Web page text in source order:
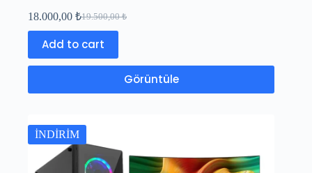
19.500,00₺
18.000,00 ₺
Add to cart
Görüntüle
İNDİRİM